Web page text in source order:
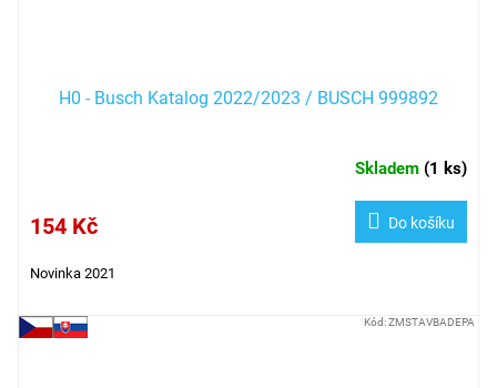
H0 - Busch Katalog 2022/2023 / BUSCH 999892
Skladem (1 ks)
154 Kč Do košíku
Novinka 2021
Kód:ZMSTAVBADEPA